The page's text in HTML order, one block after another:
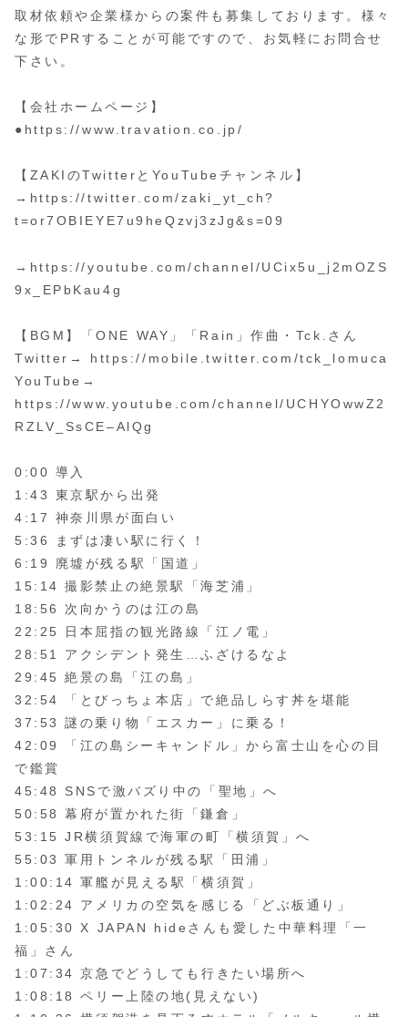
取材依頼や企業様からの案件も募集しております。様々
な形でPRすることが可能ですので、お気軽にお問合せ
下さい。
【会社ホームページ】
●https://www.travation.co.jp/
【ZAKIのTwitterとYouTubeチャンネル】
→https://twitter.com/zaki_yt_ch?
t=or7OBIEYE7u9heQzvj3zJg&s=09
→https://youtube.com/channel/UCix5u_j2mOZS
9x_EPbKau4g
【BGM】「ONE WAY」「Rain」作曲・Tck.さん
Twitter→ https://mobile.twitter.com/tck_lomuca
YouTube→
https://www.youtube.com/channel/UCHYOwwZ2
RZLV_SsCE–AlQg
0:00 導入
1:43 東京駅から出発
4:17 神奈川県が面白い
5:36 まずは凄い駅に行く！
6:19 廃墟が残る駅「国道」
15:14 撮影禁止の絶景駅「海芝浦」
18:56 次向かうのは江の島
22:25 日本屈指の観光路線「江ノ電」
28:51 アクシデント発生…ふざけるなよ
29:45 絶景の島「江の島」
32:54 「とびっちょ本店」で絶品しらす丼を堪能
37:53 謎の乗り物「エスカー」に乗る！
42:09 「江の島シーキャンドル」から富士山を心の目
で鑑賞
45:48 SNSで激バズり中の「聖地」へ
50:58 幕府が置かれた街「鎌倉」
53:15 JR横須賀線で海軍の町「横須賀」へ
55:03 軍用トンネルが残る駅「田浦」
1:00:14 軍艦が見える駅「横須賀」
1:02:24 アメリカの空気を感じる「どぶ板通り」
1:05:30 X JAPAN hideさんも愛した中華料理「一
福」さん
1:07:34 京急でどうしても行きたい場所へ
1:08:18 ペリー上陸の地(見えない)